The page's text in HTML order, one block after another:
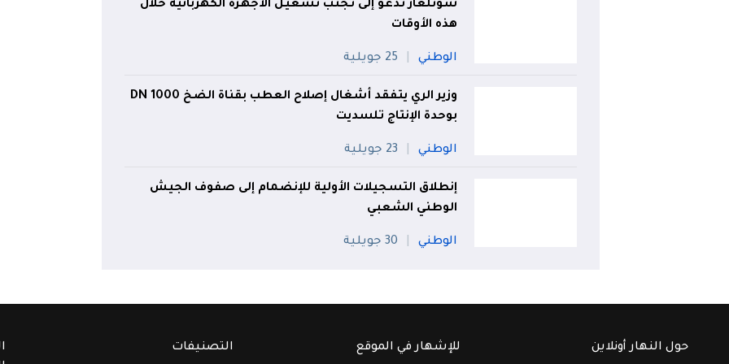
سونلغاز تدعو إلى تجنب تشغيل الأجهزة الكهربائية خلال
هذه الأوقات
الوطني 25 جويلية
وزير الري يتفقد أشغال إصلاح العطب بقناة الضخ DN 1000
بوحدة الإنتاج تلسديت
الوطني 23 جويلية
إنطلاق التسجيلات الأولية للإنضمام إلى صفوف الجيش
الوطني الشعبي
الوطني 30 جويلية
حول النهار أونلاين للإشهار في الموقع التصنيفات